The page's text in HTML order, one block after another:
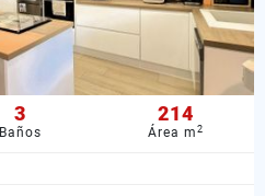
3
Baños
214
Área m2